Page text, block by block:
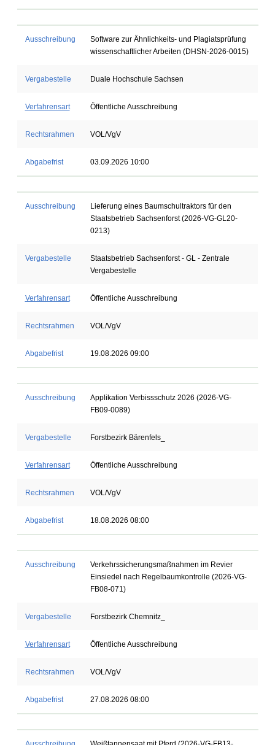
Ausschreibung
Software zur Ähnlichkeits- und Plagiatsprüfung
wissenschaftlicher Arbeiten (DHSN-2026-0015)
Vergabestelle Duale Hochschule Sachsen
Verfahrensart Öffentliche Ausschreibung
Rechtsrahmen VOL/VgV
Abgabefrist 03.09.2026 10:00
Ausschreibung
Lieferung eines Baumschultraktors für den
Staatsbetrieb Sachsenforst (2026-VG-GL20-
0213)
Vergabestelle
Staatsbetrieb Sachsenforst - GL - Zentrale
Vergabestelle
Verfahrensart Öffentliche Ausschreibung
Rechtsrahmen VOL/VgV
Abgabefrist 19.08.2026 09:00
Ausschreibung
Applikation Verbissschutz 2026 (2026-VG-
FB09-0089)
Vergabestelle Forstbezirk Bärenfels_
Verfahrensart Öffentliche Ausschreibung
Rechtsrahmen VOL/VgV
Abgabefrist 18.08.2026 08:00
Ausschreibung
Verkehrssicherungsmaßnahmen im Revier
Einsiedel nach Regelbaumkontrolle (2026-VG-
FB08-071)
Vergabestelle Forstbezirk Chemnitz_
Verfahrensart Öffentliche Ausschreibung
Rechtsrahmen VOL/VgV
Abgabefrist 27.08.2026 08:00